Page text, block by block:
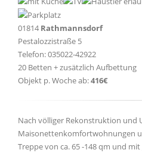
01814 Rathmannsdorf
Pestalozzistraße 5
Telefon: 035022-42922
20 Betten + zusätzlich Aufbettung
Objekt p. Woche ab:416€
Nach völliger Rekonstruktion und
Maisonettenkomfortwohnungen
Treppe von ca. 65 -148 qm und